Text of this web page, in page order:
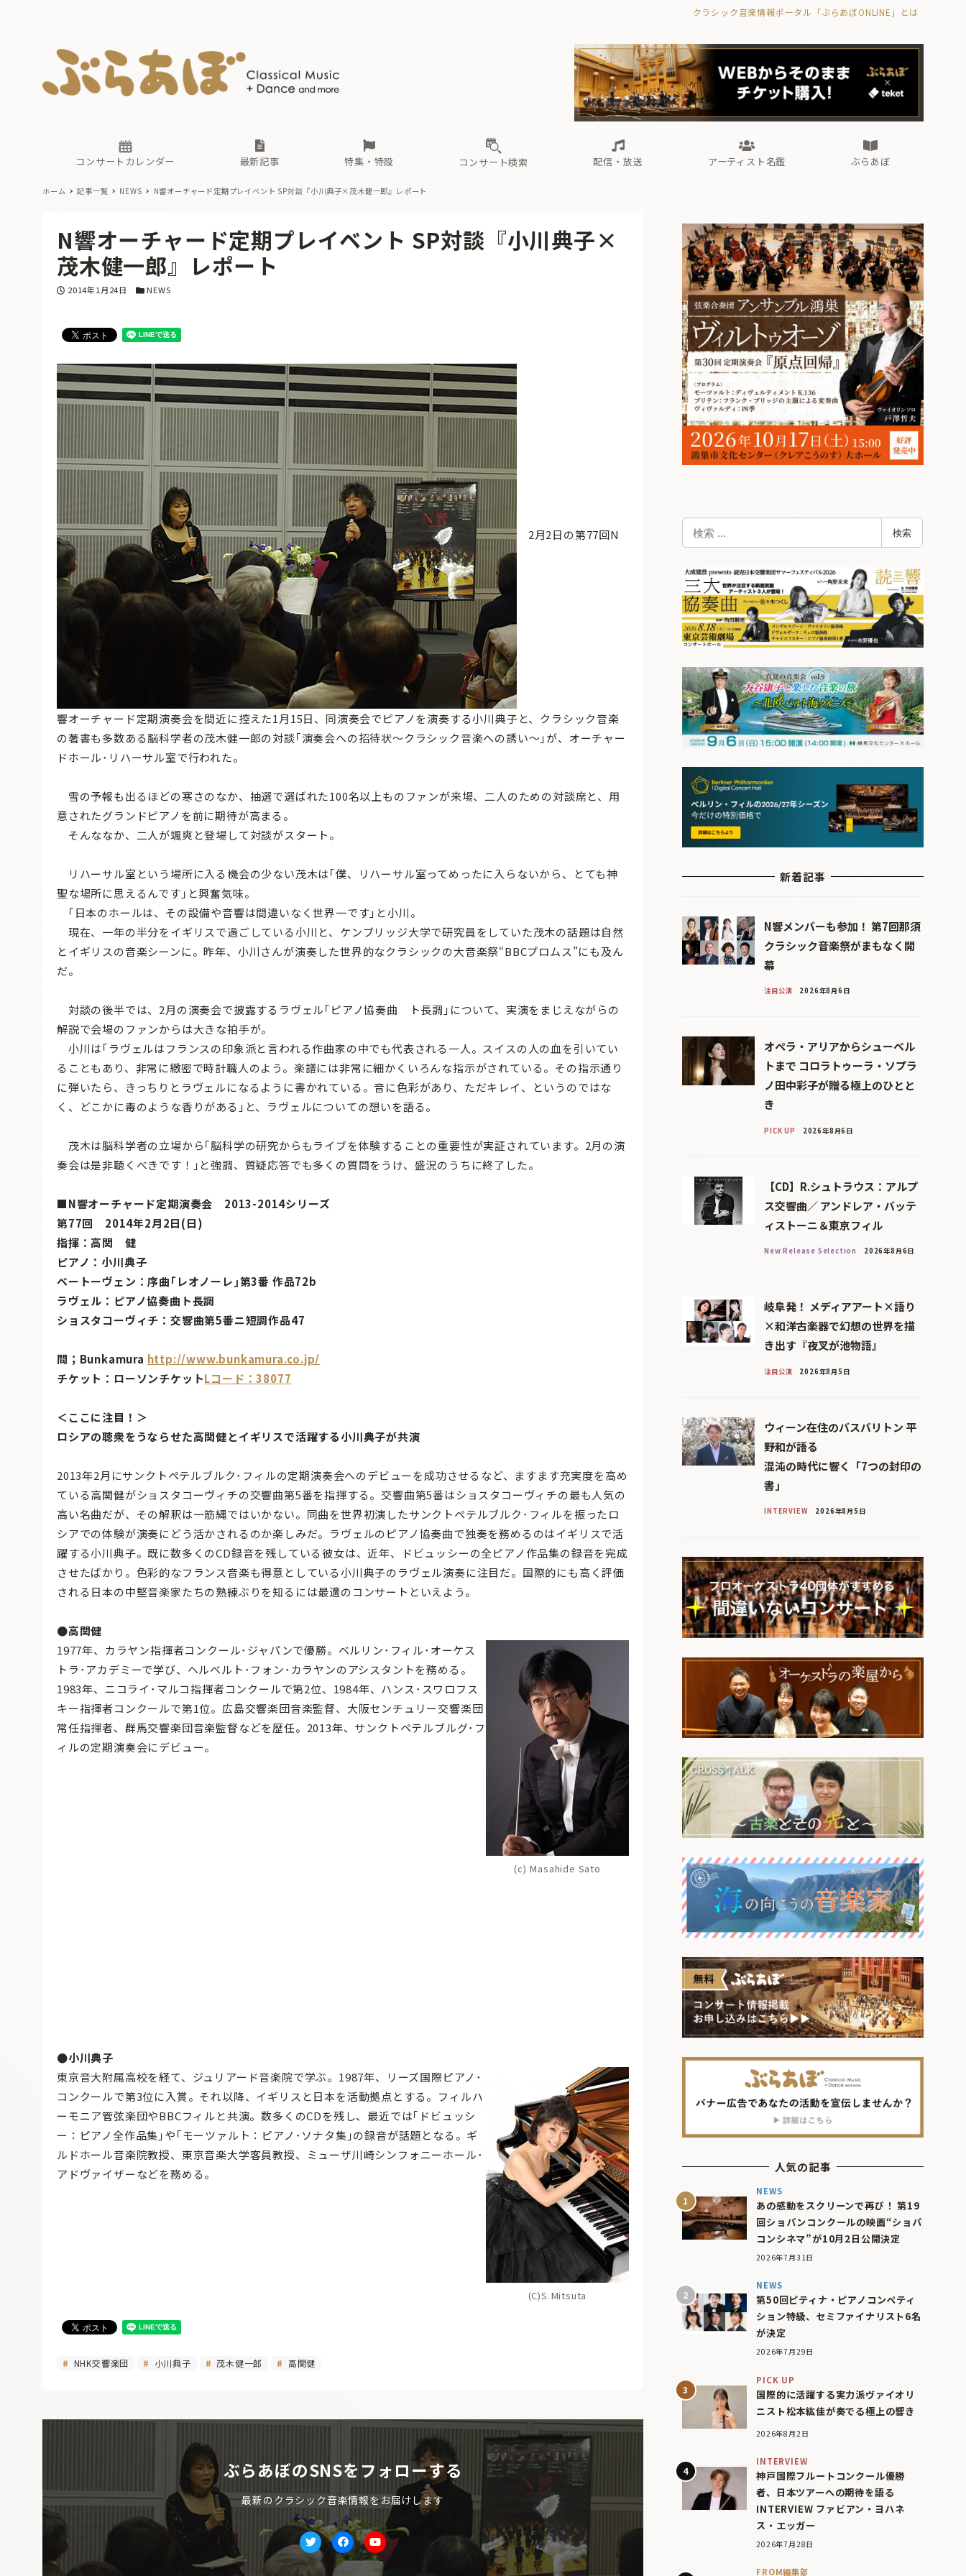
クラシック音楽情報ポータル「ぶらあぼONLINE」とは
コンサートカレンダー 最新記事
古楽とその先と オーケストラの楽屋から 海の向こうの音楽家 ぶらあぼブラス！
フォルテピアノ・オデッセイ
特集・特設
現場のプロが推す！間違いないオーケストラコンサート
過去の特集
コンサート検索 配信・放送
無料ライブ配信スケジュール 有料ライブ配信スケジュール
アーティスト名鑑
あ た ま ら わ
ぶらあぼ
古楽とその先と 海の向こうの音楽家 Aからの眺望 ぶらあぼブラス！
フォルテピアノ・オデッセイ
過去の特集
無料ライブ配信スケジュール
あ か さ
ホーム 記事一覧 NEWS N響オーチャード定期プレイベント SP対談『小川典子×茂木健一郎』レポート
N響オーチャード定期プレイベント SP対談『小川典子×
茂木健一郎』レポート
投稿日
2014年1月24日 カテゴリー
NEWS
2月2日の第77回N
響オーチャード定期演奏会を間近に控えた1月15日、同演奏会でピアノを演奏する小川典子と、クラシック音楽
の著書も多数ある脳科学者の茂木健一郎の対談｢演奏会への招待状〜クラシック音楽への誘い〜｣が、オーチャー
ドホール･リハーサル室で行われた。
雪の予報も出るほどの寒さのなか、抽選で選ばれた100名以上ものファンが来場、二人のための対談席と、用
意されたグランドピアノを前に期待が高まる。
そんななか、二人が颯爽と登場して対談がスタート。
リハーサル室という場所に入る機会の少ない茂木は｢僕、リハーサル室ってめったに入らないから、とても神
聖な場所に思えるんです｣と興奮気味。
｢日本のホールは、その設備や音響は間違いなく世界一です｣と小川。
現在、一年の半分をイギリスで過ごしている小川と、ケンブリッジ大学で研究員をしていた茂木の話題は自然
とイギリスの音楽シーンに。昨年、小川さんが演奏した世界的なクラシックの大音楽祭“BBCプロムス”にも及ん
だ。
対談の後半では、2月の演奏会で披露するラヴェル｢ピアノ協奏曲 ト長調｣について、実演をまじえながらの
解説で会場のファンからは大きな拍手が。
小川は｢ラヴェルはフランスの印象派と言われる作曲家の中でも代表される一人。スイスの人の血を引いてい
ることもあり、非常に緻密で時計職人のよう。楽譜には非常に細かくいろんな指示がされている。その指示通り
に弾いたら、きっちりとラヴェルになるように書かれている。音に色彩があり、ただキレイ、というのではな
く、どこかに毒のような香りがある｣と、ラヴェルについての想いを語る。
茂木は脳科学者の立場から｢脳科学の研究からもライブを体験することの重要性が実証されています。2月の演
奏会は是非聴くべきです！｣と強調、質疑応答でも多くの質問をうけ、盛況のうちに終了した。
■N響オーチャード定期演奏会 2013-2014シリーズ
第77回 2014年2月2日(日)
指揮：高関 健
ピアノ：小川典子
ベートーヴェン：序曲｢レオノーレ｣第3番 作品72b
ラヴェル：ピアノ協奏曲ト長調
ショスタコーヴィチ：交響曲第5番ニ短調作品47
問；Bunkamura http://www.bunkamura.co.jp/
チケット：ローソンチケットLコード：38077
＜ここに注目！＞
ロシアの聴衆をうならせた高関健とイギリスで活躍する小川典子が共演
2013年2月にサンクトペテルブルク･フィルの定期演奏会へのデビューを成功させるなど、ますます充実度を高め
ている高関健がショスタコーヴィチの交響曲第5番を指揮する。交響曲第5番はショスタコーヴィチの最も人気の
高い名曲だが、その解釈は一筋縄ではいかない。同曲を世界初演したサンクトペテルブルク･フィルを振ったロ
シアでの体験が演奏にどう活かされるのか楽しみだ。ラヴェルのピアノ協奏曲で独奏を務めるのはイギリスで活
躍する小川典子。既に数多くのCD録音を残している彼女は、近年、ドビュッシーの全ピアノ作品集の録音を完成
させたばかり。色彩的なフランス音楽も得意としている小川典子のラヴェル演奏に注目だ。国際的にも高く評価
される日本の中堅音楽家たちの熟練ぶりを知るには最適のコンサートといえよう。
(c) Masahide Sato
●高関健
1977年、カラヤン指揮者コンクール･ジャパンで優勝。ベルリン･フィル･オーケス
トラ･アカデミーで学び、ヘルベルト･フォン･カラヤンのアシスタントを務める。
1983年、ニコライ･マルコ指揮者コンクールで第2位、1984年、ハンス･スワロフス
キー指揮者コンクールで第1位。広島交響楽団音楽監督、大阪センチュリー交響楽団
常任指揮者、群馬交響楽団音楽監督などを歴任。2013年、サンクトペテルブルグ･フ
ィルの定期演奏会にデビュー。
(C)S.Mitsuta
●小川典子
東京音大附属高校を経て、ジュリアード音楽院で学ぶ。1987年、リーズ国際ピアノ･
コンクールで第3位に入賞。それ以降、イギリスと日本を活動拠点とする。フィルハ
ーモニア管弦楽団やBBCフィルと共演。数多くのCDを残し、最近では｢ドビュッシ
ー：ピアノ全作品集｣や｢モーツァルト：ピアノ･ソナタ集｣の録音が話題となる。ギ
ルドホール音楽院教授、東京音楽大学客員教授、ミューザ川崎シンフォニーホール･
アドヴァイザーなどを務める。
NHK交響楽団 小川典子 茂木健一郎 高関健
ぶらあぼのSNSをフォローする
最新のクラシック音楽情報をお届けします
TwitterfacebookYoutube
検
索
検索
新着記事
N響メンバーも参加！ 第7回那須
クラシック音楽祭がまもなく開
幕
注目公演 2026年8月6日
オペラ・アリアからシューベル
トまで コロラトゥーラ・ソプラ
ノ田中彩子が贈る極上のひとと
き
PICK UP 2026年8月6日
【CD】R.シュトラウス：アルプ
ス交響曲／ アンドレア・バッテ
ィストーニ＆東京フィル
New Release Selection 2026年8月6日
岐阜発！ メディアアート×語り
×和洋古楽器で幻想の世界を描
き出す『夜叉が池物語』
注目公演 2026年8月5日
ウィーン在住のバスバリトン 平
野和が語る
混沌の時代に響く「7つの封印の
書」
INTERVIEW 2026年8月5日
人気の記事
NEWS
あの感動をスクリーンで再び！ 第19
回ショパンコンクールの映画“ショパ
コンシネマ”が10月2日公開決定
2026年7月31日
NEWS
第50回ピティナ・ピアノコンペティ
ション特級、セミファイナリスト6名
が決定
2026年7月29日
PICK UP
国際的に活躍する実力派ヴァイオリ
ニスト松本紘佳が奏でる極上の響き
2026年8月2日
INTERVIEW
神戸国際フルートコンクール優勝
者、日本ツアーへの期待を語る
INTERVIEW ファビアン・ヨハネ
ス・エッガー
2026年7月28日
FROM編集部